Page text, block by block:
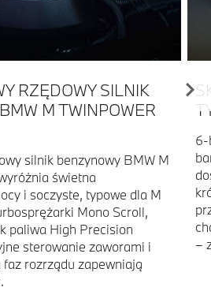
RZĘDOWY SILNIK
M TWINPOWER
silnik benzynowy BMW M
świetna
i soczyste, typowe dla M
Mono Scroll,
paliwa High Precision
sterowanie zaworami i
rozrządu zapewniają
6-
–